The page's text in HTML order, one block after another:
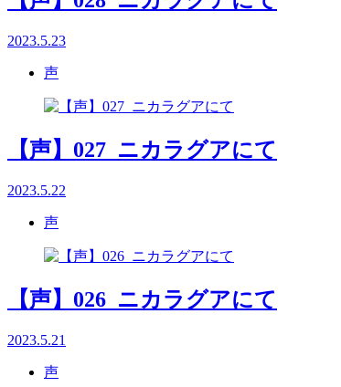
2023.5.23
声
【声】027_ニカラグアにて
2023.5.22
声
【声】026_ニカラグアにて
2023.5.21
声